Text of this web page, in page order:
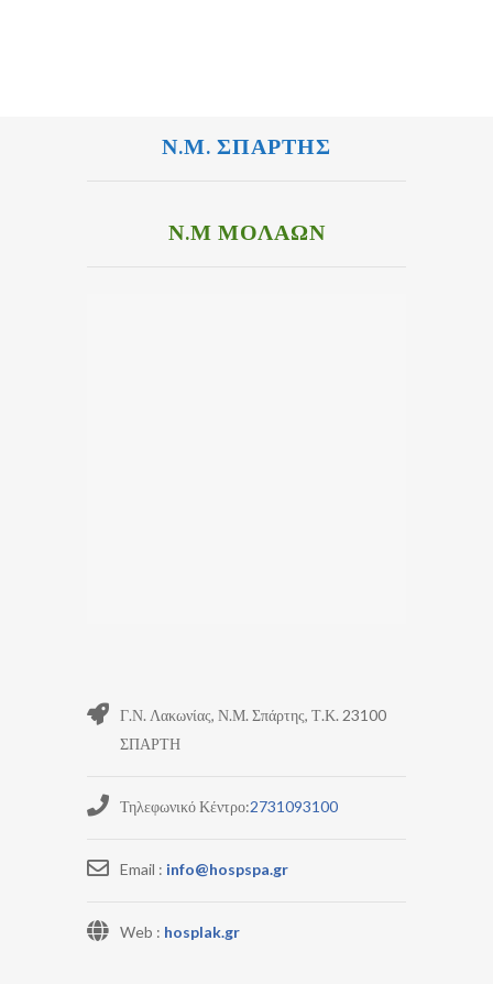
Ν.Μ. ΣΠΑΡΤΗΣ
Ν.Μ ΜΟΛΑΩΝ
Γ.Ν. Λακωνίας, Ν.Μ. Σπάρτης, Τ.Κ. 23100
ΣΠΑΡΤΗ
Τηλεφωνικό Κέντρο:2731093100
Email : info@hospspa.gr
Web : hosplak.gr